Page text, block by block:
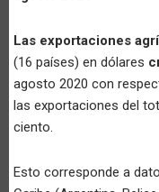
Las exportaciones
(16 países) en dólares
agosto 2020 con
las exportaciones del
ciento.
Esto corresponde a